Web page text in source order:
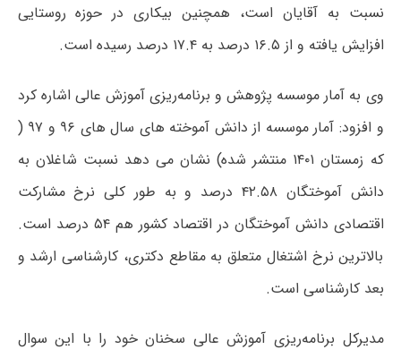
نسبت به آقایان است، همچنین بیکاری در حوزه روستایی
افزایش یافته و از ۱۶.۵ درصد به ۱۷.۴ درصد رسیده است.
وی به آمار موسسه پژوهش و برنامه‌ریزی آموزش عالی اشاره کرد
و افزود: آمار موسسه از دانش آموخته های سال های ۹۶ و ۹۷ (
که زمستان ۱۴۰۱ منتشر شده) نشان می دهد نسبت شاغلان به
دانش آموختگان ۴۲.۵۸ درصد و به طور کلی نرخ مشارکت
اقتصادی دانش آموختگان در اقتصاد کشور هم ۵۴ درصد است‌.
بالاترین نرخ اشتغال متعلق به مقاطع دکتری، کارشناسی ارشد و
بعد کارشناسی است‌.
مدیرکل برنامه‌ریزی آموزش عالی سخنان خود را با این سوال